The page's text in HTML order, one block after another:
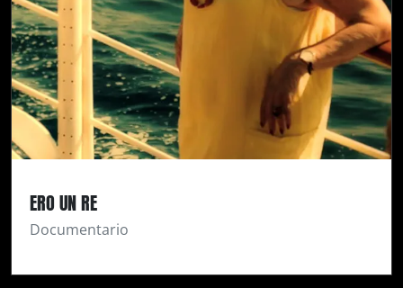
ERO UN RE
Documentario